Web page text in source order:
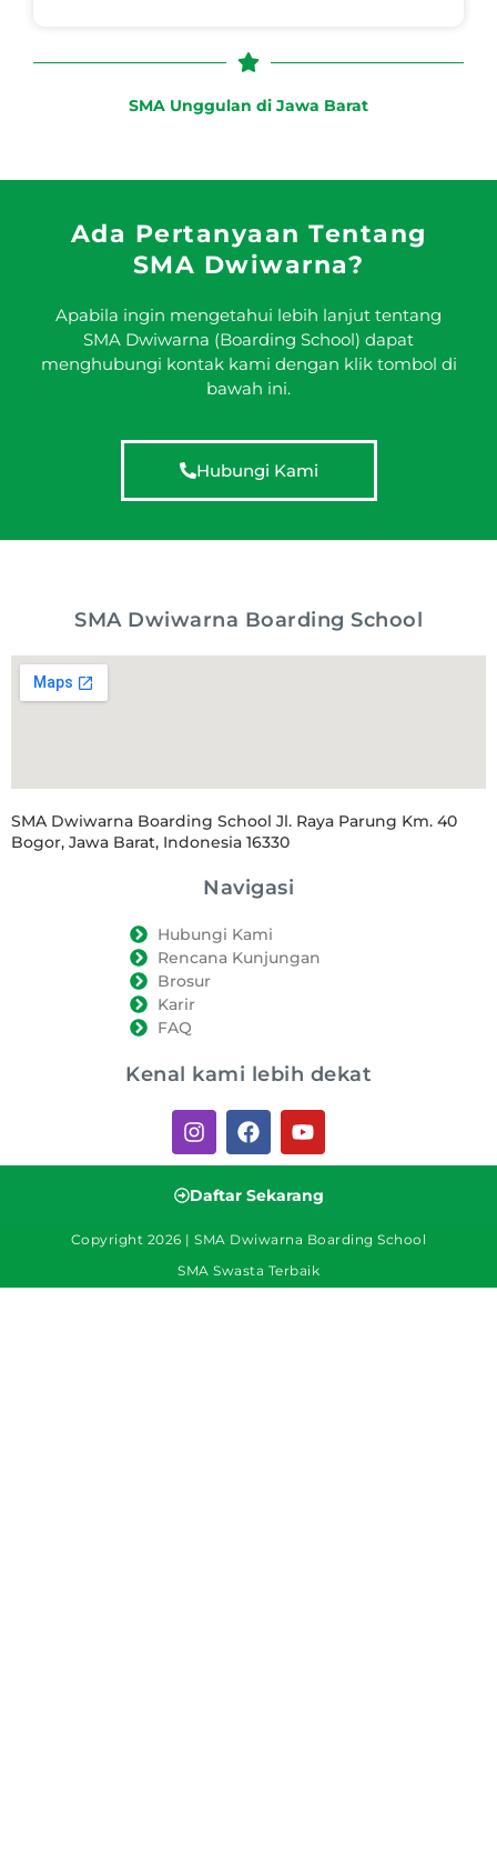
SMA Unggulan di Jawa Barat
Ada Pertanyaan Tentang
SMA Dwiwarna?
Apabila ingin mengetahui lebih lanjut tentang
SMA Dwiwarna (Boarding School) dapat
menghubungi kontak kami dengan klik tombol di
bawah ini.
Hubungi Kami
SMA Dwiwarna Boarding School
SMA Dwiwarna Boarding School Jl. Raya Parung Km. 40
Bogor, Jawa Barat, Indonesia 16330
Navigasi
Hubungi Kami
Rencana Kunjungan
Brosur
Karir
FAQ
Kenal kami lebih dekat
Daftar Sekarang
Copyright 2026 | SMA Dwiwarna Boarding School
SMA Swasta Terbaik